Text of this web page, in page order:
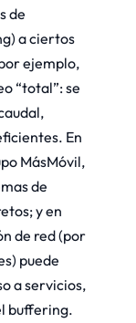
de
a ciertos
ejemplo,
“total”: se
En
MásMóvil,
de
y en
de red (por
puede
a servicios,
buffering.